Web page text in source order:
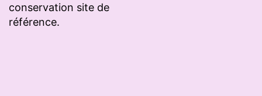
conservation site de
référence.